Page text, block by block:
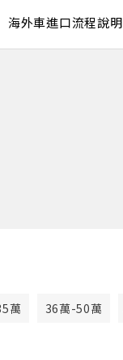
海外車進口流程說明
萬 36萬-50萬